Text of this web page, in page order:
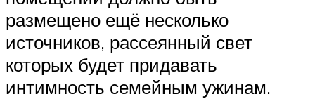
размещено ещё несколько
источников, рассеянный свет
которых будет придавать
интимность семейным ужинам.